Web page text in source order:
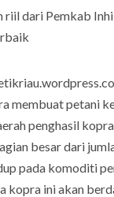
riil dari Pemkab
membuat petani
penghasil
besar dari
pada komoditi
kopra ini akan